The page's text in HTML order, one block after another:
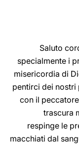
Saluto
specialmente i
misericordia di
pentirci dei nostri
con il
trascura
respinge le
macchiati dal